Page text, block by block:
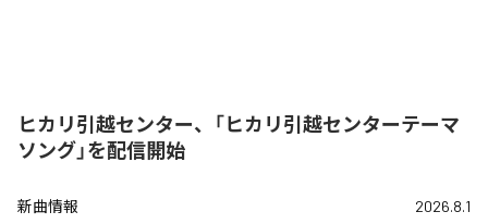
ヒカリ引越センター、「ヒカリ引越センターテーマ
ソング」を配信開始
新曲情報 2026.8.1